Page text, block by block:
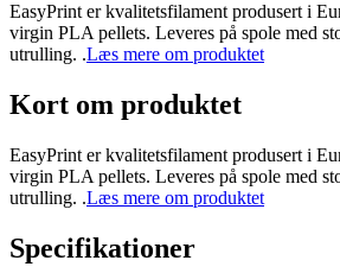
EasyPrint er kvalitetsfilament produsert i
virgin PLA pellets. Leveres på spole med
utrulling. .Læs mere om produktet
Kort om produktet
EasyPrint er kvalitetsfilament produsert i
virgin PLA pellets. Leveres på spole med
utrulling. .Læs mere om produktet
Specifikationer